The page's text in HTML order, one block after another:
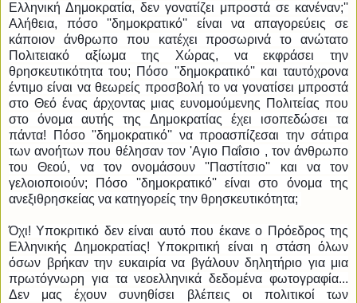
Ελληνική Δημοκρατία, δεν γονατίζει μπροστά σε κανέναν;''
Αλήθεια, πόσο ''δημοκρατικό'' είναι να απαγορεύεις σε
κάποιον άνθρωπο που κατέχει προσωρινά το ανώτατο
Πολιτειακό αξίωμα της Χώρας, να εκφράσει την
θρησκευτικότητα του; Πόσο ''δημοκρατικό'' και ταυτόχρονα
έντιμο είναι να θεωρείς προσβολή το να γονατίσει μπροστά
στο Θεό ένας άρχοντας μιας ευνομούμενης Πολιτείας που
στο όνομα αυτής της Δημοκρατίας έχει ισοπεδώσει τα
πάντα! Πόσο ''δημοκρατικό'' να προασπίζεσαι την σάτιρα
των ανοήτων που θέλησαν τον 'Αγιο Παΐσιο , τον άνθρωπο
του Θεού, να τον ονομάσουν ''Παστίτσιο'' και να τον
γελοιοποιούν; Πόσο ''δημοκρατικό'' είναι στο όνομα της
ανεξιθρησκείας να κατηγορείς την θρησκευτικότητα;
Όχι! Υποκριτικό δεν είναι αυτό που έκανε ο Πρόεδρος της
Ελληνικής Δημοκρατίας! Υποκριτική είναι η στάση όλων
όσων βρήκαν την ευκαιρία να βγάλουν δηλητήριο για μια
πρωτόγνωρη για τα νεοελληνικά δεδομένα φωτογραφία...
Δεν μας έχουν συνηθίσει βλέπεις οι πολιτικοί των